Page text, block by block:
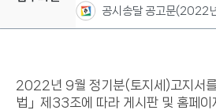
공시송달 공고문(2022
2022년 9월 정기분(토지세)고지서를
법」제33조에 따라 게시판 및 홈페